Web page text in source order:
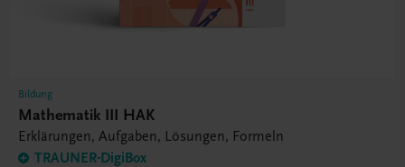
Bildung
Mathematik III HAK
Erklärungen, Aufgaben, Lösungen, Formeln
TRAUNER-DigiBox